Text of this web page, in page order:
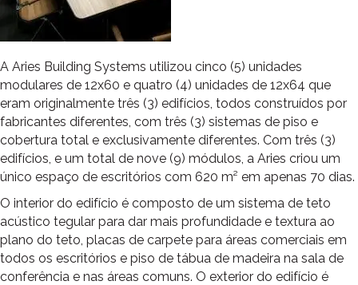
A Aries Building Systems utilizou cinco (5) unidades
modulares de 12x60 e quatro (4) unidades de 12x64 que
eram originalmente três (3) edifícios, todos construídos por
fabricantes diferentes, com três (3) sistemas de piso e
cobertura total e exclusivamente diferentes. Com três (3)
edifícios, e um total de nove (9) módulos, a Aries criou um
único espaço de escritórios com 620 m² em apenas 70 dias.
O interior do edifício é composto de um sistema de teto
acústico tegular para dar mais profundidade e textura ao
plano do teto, placas de carpete para áreas comerciais em
todos os escritórios e piso de tábua de madeira na sala de
conferência e nas áreas comuns. O exterior do edifício é